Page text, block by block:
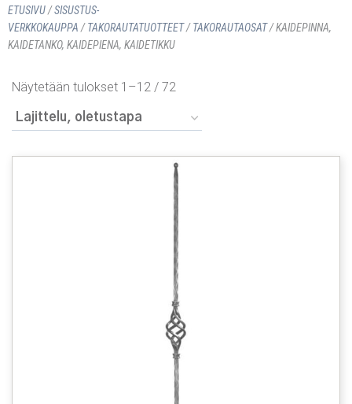
ETUSIVU/SISUSTUS­
VERKKOKAUPPA /TAKORAUTATUOTTEET/TAKORAUTAOSAT/ KAIDEPINNA,
KAIDETANKO, KAIDEPIENA, KAIDETIKKU
Näytetään tulokset 1–12 / 72